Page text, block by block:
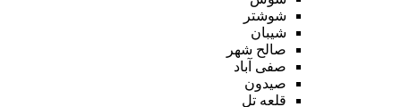
شوشتر
شیبان
صالح شهر
صفی آباد
صیدون
قلعه تل